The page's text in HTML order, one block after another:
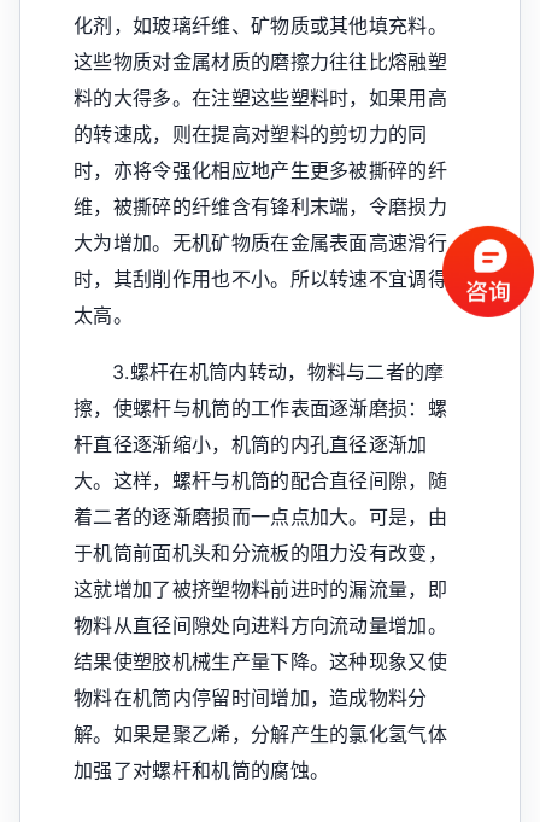
化剂，如玻璃纤维、矿物质或其他填充料。
这些物质对金属材质的磨擦力往往比熔融塑
料的大得多。在注塑这些塑料时，如果用高
的转速成，则在提高对塑料的剪切力的同
时，亦将令强化相应地产生更多被撕碎的纤
维，被撕碎的纤维含有锋利末端，令磨损力
大为增加。无机矿物质在金属表面高速滑行
时，其刮削作用也不小。所以转速不宜调得
太高。
3.螺杆在机筒内转动，物料与二者的摩
擦，使螺杆与机筒的工作表面逐渐磨损：螺
杆直径逐渐缩小，机筒的内孔直径逐渐加
大。这样，螺杆与机筒的配合直径间隙，随
着二者的逐渐磨损而一点点加大。可是，由
于机筒前面机头和分流板的阻力没有改变，
这就增加了被挤塑物料前进时的漏流量，即
物料从直径间隙处向进料方向流动量增加。
结果使塑胶机械生产量下降。这种现象又使
物料在机筒内停留时间增加，造成物料分
解。如果是聚乙烯，分解产生的氯化氢气体
加强了对螺杆和机筒的腐蚀。